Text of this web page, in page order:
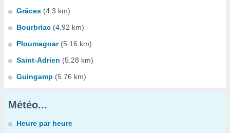
Grâces (4.3 km)
Bourbriac (4.92 km)
Ploumagoar (5.16 km)
Saint-Adrien (5.28 km)
Guingamp (5.76 km)
Météo...
Heure par heure